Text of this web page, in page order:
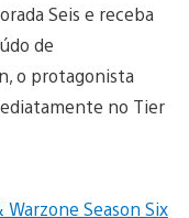
Seis e receba
de
o protagonista
no Tier